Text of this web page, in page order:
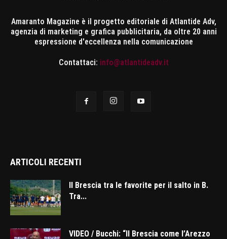
Amaranto Magazine è il progetto editoriale di Atlantide Adv,
agenzia di marketing e grafica pubblicitaria, da oltre 20 anni
espressione d'eccellenza nella comunicazione
Contattaci: info@atlantideadv.it
ARTICOLI RECENTI
Il Brescia tra le favorite per il salto in B.
Tra...
VIDEO / Bucchi: “Il Brescia come l’Arezzo